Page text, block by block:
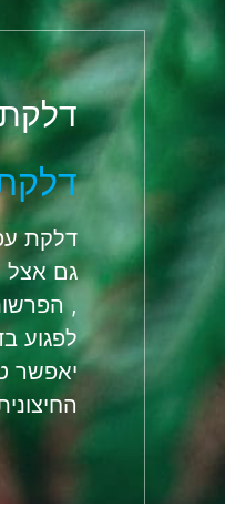
דלקת
גם אצל
,
לפגוע
יאפשר